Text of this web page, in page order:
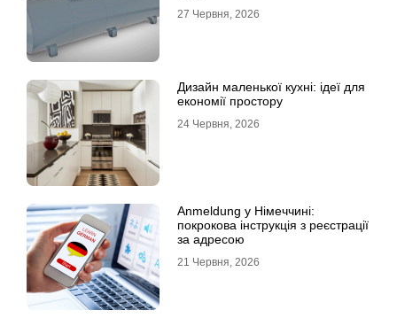
27 Червня, 2026
Дизайн маленької кухні: ідеї для
економії простору
24 Червня, 2026
Anmeldung у Німеччині:
покрокова інструкція з реєстрації
за адресою
21 Червня, 2026